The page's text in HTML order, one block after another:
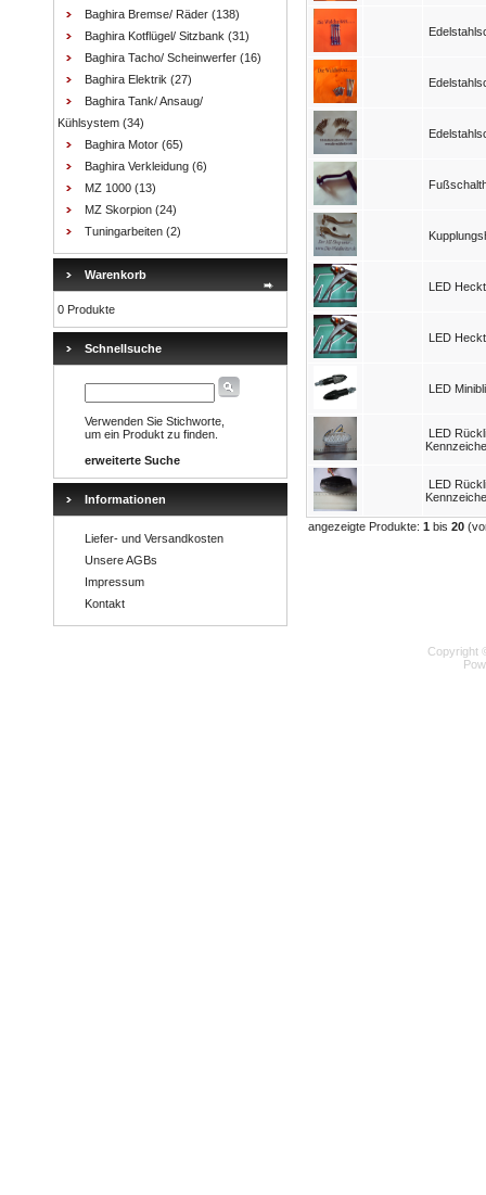
Baghira Bremse/ Räder (138)
Baghira Kotflügel/ Sitzbank (31)
Baghira Tacho/ Scheinwerfer (16)
Baghira Elektrik (27)
Baghira Tank/ Ansaug/
Kühlsystem (34)
Baghira Motor (65)
Baghira Verkleidung (6)
MZ 1000 (13)
MZ Skorpion (24)
Tuningarbeiten (2)
Warenkorb
0 Produkte
Schnellsuche
Verwenden Sie Stichworte,
um ein Produkt zu finden.
erweiterte Suche
Informationen
Liefer- und Versandkosten
Unsere AGBs
Impressum
Kontakt
LED
LED
LED
LED
LED
angezeigte Produkte: 1 bis 20
Copyright